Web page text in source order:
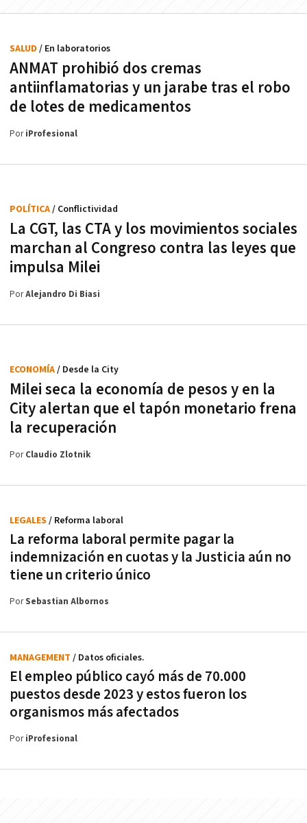
ANMAT prohibió dos cremas
antiinflamatorias y un jarabe tras el robo
de lotes de medicamentos
SALUD / En laboratorios
PoriProfesional
La CGT, las CTA y los movimientos sociales
marchan al Congreso contra las leyes que
impulsa Milei
POLÍTICA/ Conflictividad
PorAlejandro Di Biasi
Milei seca la economía de pesos y en la
City alertan que el tapón monetario frena
la recuperación
ECONOMÍA/ Desde la City
PorClaudio Zlotnik
La reforma laboral permite pagar la
indemnización en cuotas y la Justicia aún no
tiene un criterio único
LEGALES / Reforma laboral
PorSebastian Albornos
El empleo público cayó más de 70.000
puestos desde 2023 y estos fueron los
organismos más afectados
MANAGEMENT / Datos oficiales.
PoriProfesional